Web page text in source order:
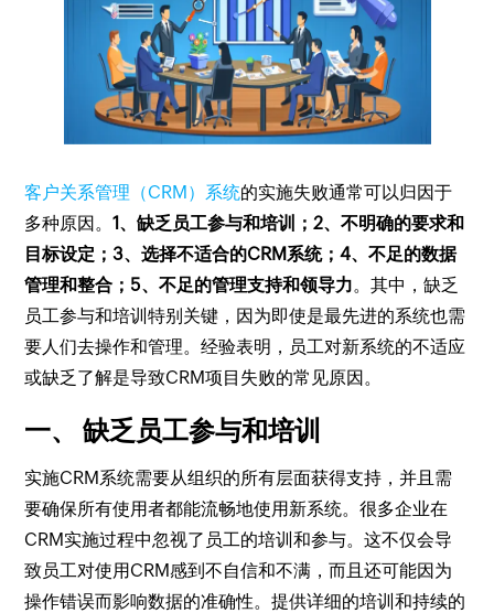
客户关系管理（CRM）系统的实施失败通常可以归因于
多种原因。1、缺乏员工参与和培训；2、不明确的要求和
目标设定；3、选择不适合的CRM系统；4、不足的数据
管理和整合；5、不足的管理支持和领导力。其中，缺乏
员工参与和培训特别关键，因为即使是最先进的系统也需
要人们去操作和管理。经验表明，员工对新系统的不适应
或缺乏了解是导致CRM项目失败的常见原因。
一、 缺乏员工参与和培训
实施CRM系统需要从组织的所有层面获得支持，并且需
要确保所有使用者都能流畅地使用新系统。很多企业在
CRM实施过程中忽视了员工的培训和参与。这不仅会导
致员工对使用CRM感到不自信和不满，而且还可能因为
操作错误而影响数据的准确性。提供详细的培训和持续的